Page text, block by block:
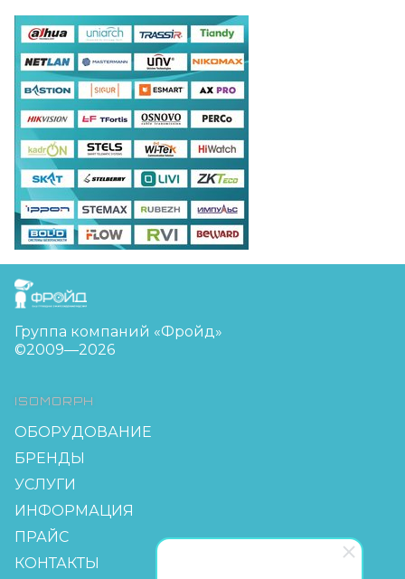
FreudGroup
Группа компаний «Фройд»
©2009—2026
ISOMORPH
ОБОРУДОВАНИЕ
БРЕНДЫ
УСЛУГИ
ИНФОРМАЦИЯ
ПРАЙС
КОНТАКТЫ